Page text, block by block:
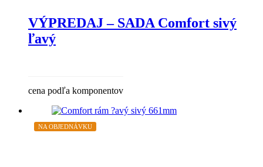
VÝPREDAJ – SADA Comfort sivý
ľavý
cena podľa komponentov
NA OBJEDNÁVKU